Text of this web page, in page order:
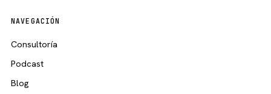
NAVEGACIÓN
Consultoría
Podcast
Blog